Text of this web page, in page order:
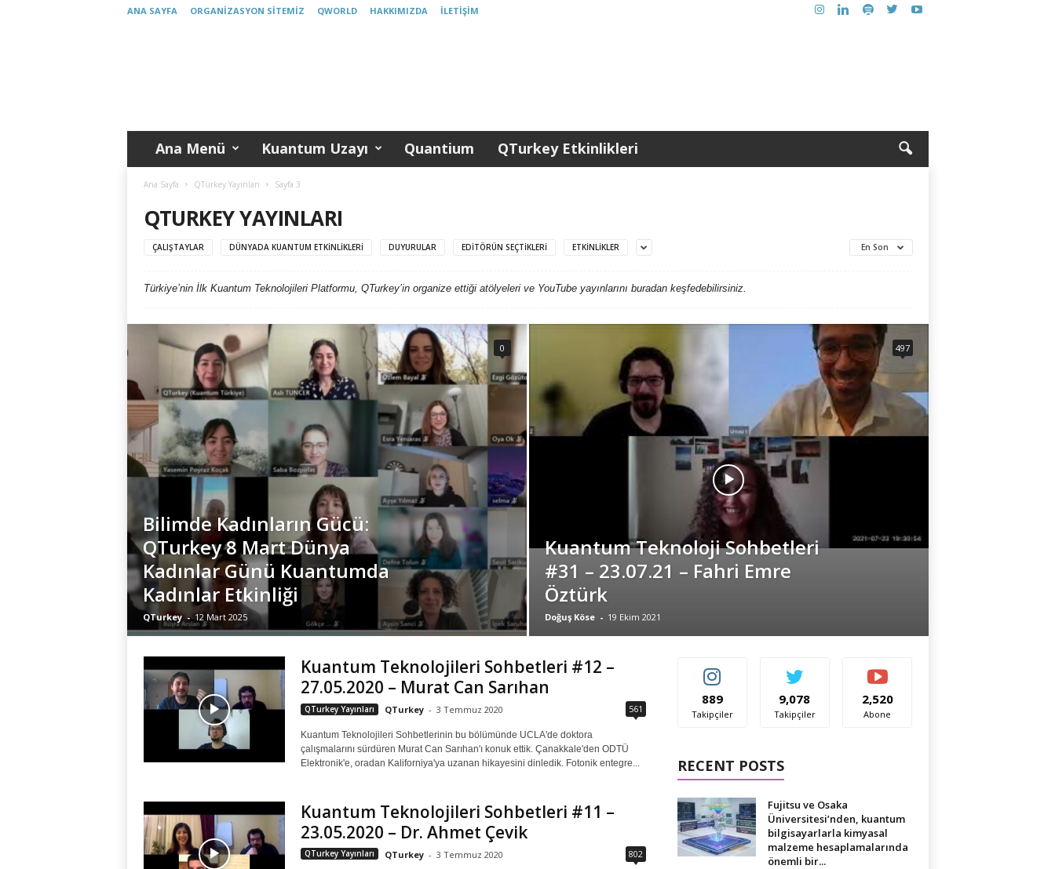
ANA SAYFA ORGANIZASYON SITEMIZ QWORLD HAKKIMIZDA İLETIŞIM
m
ü
Ana Menü Kuantum Uzayı Quantium QTurkey Etkinlikleri
Ana Sayfa QTurkey Yayınları Sayfa 3
QTURKEY YAYINLARI
ÇALIŞTAYLAR DÜNYADA KUANTUM ETKINLIKLERI DUYURULAR EDITÖRÜN SEÇTIKLERI ETKINLIKLER En Son
Türkiye’nin İlk Kuantum Teknolojileri Platformu, QTurkey’in organize ettiği atölyeleri ve YouTube yayınlarını buradan keşfedebilirsiniz.
Bilimde Kadınların Gücü:
QTurkey 8 Mart Dünya
Kadınlar Günü Kuantumda
Kadınlar Etkinliği
QTurkey - 12 Mart 2025
0
Kuantum Teknoloji Sohbetleri
#31 – 23.07.21 – Fahri Emre
Öztürk
Doğuş Köse - 19 Ekim 2021
497
Kuantum Teknolojileri Sohbetleri #12 –
27.05.2020 – Murat Can Sarıhan
QTurkey Yayınları QTurkey - 3 Temmuz 2020 561
Kuantum Teknolojileri Sohbetlerinin bu bölümünde UCLA'de doktora
çalışmalarını sürdüren Murat Can Sarıhan'ı konuk ettik. Çanakkale'den ODTÜ
Elektronik'e, oradan Kaliforniya'ya uzanan hikayesini dinledik. Fotonik entegre...
Kuantum Teknolojileri Sohbetleri #11 –
23.05.2020 – Dr. Ahmet Çevik
QTurkey Yayınları QTurkey - 3 Temmuz 2020 802
889
Takipçiler
9,078
Takipçiler
2,520
Abone
RECENT POSTS
Fujitsu ve Osaka
Üniversitesi’nden, kuantum
bilgisayarlarla kimyasal
malzeme hesaplamalarında
önemli bir...